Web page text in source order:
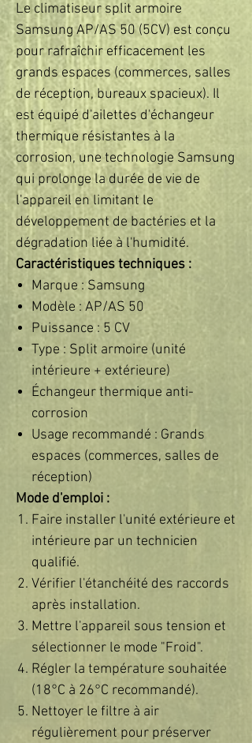
Le climatiseur split armoire
Samsung AP/AS 50 (5CV) est conçu
pour rafraîchir efficacement les
grands espaces (commerces, salles
de réception, bureaux spacieux). Il
est équipé d'ailettes d'échangeur
thermique résistantes à la
corrosion, une technologie Samsung
qui prolonge la durée de vie de
l'appareil en limitant le
développement de bactéries et la
dégradation liée à l'humidité.
Caractéristiques techniques :
Marque : Samsung
Modèle : AP/AS 50
Puissance : 5 CV
Type : Split armoire (unité
intérieure + extérieure)
Échangeur thermique anti-
corrosion
Usage recommandé : Grands
espaces (commerces, salles de
réception)
Mode d'emploi :
Faire installer l'unité extérieure et
intérieure par un technicien
qualifié.
Vérifier l'étanchéité des raccords
après installation.
Mettre l'appareil sous tension et
sélectionner le mode "Froid".
Régler la température souhaitée
(18°C à 26°C recommandé).
Nettoyer le filtre à air
régulièrement pour préserver